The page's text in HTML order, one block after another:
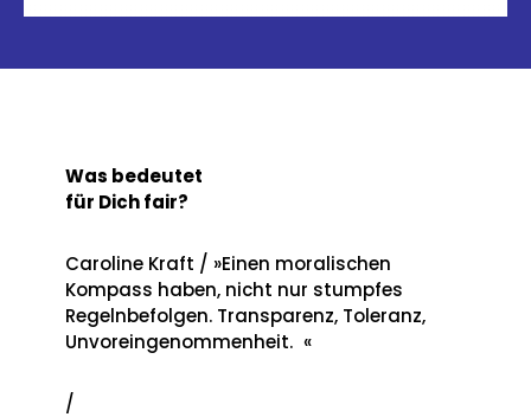
Was bedeutet
für Dich fair?
Caroline Kraft / »Einen moralischen
Kompass haben, nicht nur stumpfes
Regelnbefolgen. Transparenz, Toleranz,
Unvoreingenommenheit. «
/